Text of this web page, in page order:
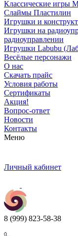
Классические игры
Слаймы Пластилин
Игрушки и
Игрушки на
радиоуправлении
Игрушки Labubu
Весёлые персонажи
О нас
Скачать прайс
Условия работы
Сертификаты
Акция!
Вопрос-ответ
Новости
Контакты
Меню
Личный кабинет
8 (999) 823-58-38